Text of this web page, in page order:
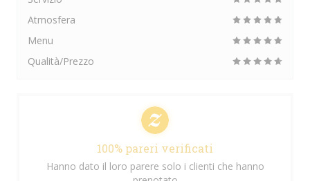
Atmosfera
Menu
Qualità/Prezzo
100% pareri verificati
Hanno dato il loro parere solo i clienti che hanno